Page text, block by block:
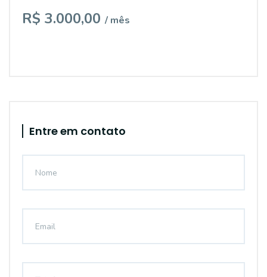
R$ 3.000,00 / mês
Entre em contato